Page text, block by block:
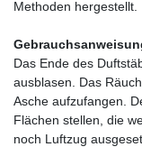
Methoden hergestellt.
Das Ende des
ausblasen. Das
Asche aufzufangen.
Flächen stellen, die
noch Luftzug